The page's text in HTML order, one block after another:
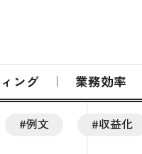
ング 業務効率
#例文 #収益化